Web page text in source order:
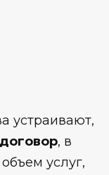
устраивают,
, в
услуг,